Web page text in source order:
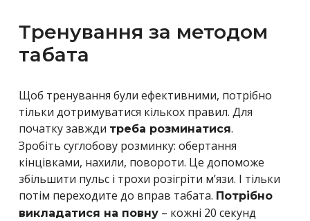
Тренування за методом
табата
Щоб тренування були ефективними, потрібно
тільки дотримуватися кількох правил. Для
початку завжди треба розминатися.
Зробіть суглобову розминку: обертання
кінцівками, нахили, повороти. Це допоможе
збільшити пульс і трохи розігріти м’язи. І тільки
потім переходите до вправ табата. Потрібно
викладатися на повну – кожні 20 секунд